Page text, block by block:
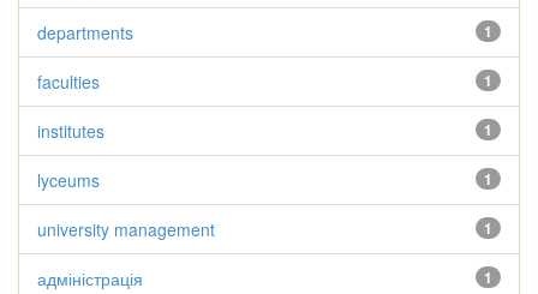
1
departments
1
faculties
1
institutes
1
lyceums
1
university management
1
адміністрація